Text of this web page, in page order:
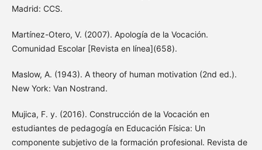
Madrid: CCS.
Martínez-Otero, V. (2007). Apología de la Vocación.
Comunidad Escolar [Revista en línea](658).
Maslow, A. (1943). A theory of human motivation (2nd ed.).
New York: Van Nostrand.
Mujica, F. y. (2016). Construcción de la Vocación en
estudiantes de pedagogía en Educación Física: Un
componente subjetivo de la formación profesional. Revista de